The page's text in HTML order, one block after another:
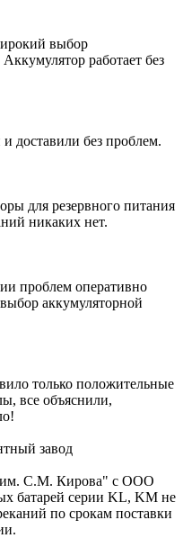
выбор
работает без
доставили без проблем.
для резервного питания
никаких нет.
проблем оперативно
аккумуляторной
только положительные
все объяснили,
завод
им. С.М. Кирова" с ООО
батарей серии KL, KM не
по срокам поставки